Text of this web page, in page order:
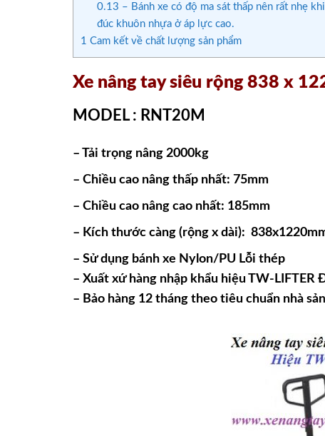
0.13 – Bánh xe có độ ma sát thấp nên rất nhẹ
đúc khuôn nhựa ở áp lực cao.
1 Cam kết về chất lượng sản phẩm
Xe nâng tay siêu rộng 838 x
MODEL : RNT20M
– Tải trọng nâng 2000kg
– Chiều cao nâng thấp nhất: 75mm
– Chiều cao nâng cao nhất: 185mm
– Kích thước càng (rộng x dài):
– Sử dụng bánh xe Nylon/PU Lỗi thép
– Xuất xứ hàng nhập khẩu hiệu TW-LIFTER
– Bảo hàng 12 tháng theo tiêu chuẩn nhà